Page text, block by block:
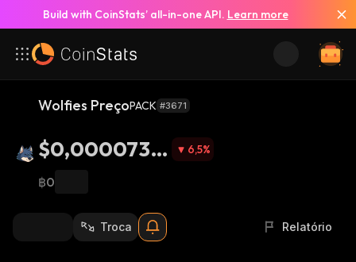
Build with CoinStats’ all-in-one API. Learn more
Wolfies PreçoPACK #3671
$0,0000732
8
6,5%
฿0
Troca Relatório